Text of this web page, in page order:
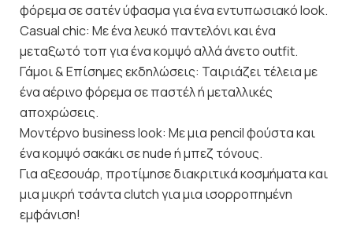
φόρεμα σε σατέν ύφασμα για ένα εντυπωσιακό look.
Casual chic: Με ένα λευκό παντελόνι και ένα
μεταξωτό τοπ για ένα κομψό αλλά άνετο outfit.
Γάμοι & Επίσημες εκδηλώσεις: Ταιριάζει τέλεια με
ένα αέρινο φόρεμα σε παστέλ ή μεταλλικές
αποχρώσεις.
Μοντέρνο business look: Με μια pencil φούστα και
ένα κομψό σακάκι σε nude ή μπεζ τόνους.
Για αξεσουάρ, προτίμησε διακριτικά κοσμήματα και
μια μικρή τσάντα clutch για μια ισορροπημένη
εμφάνιση!